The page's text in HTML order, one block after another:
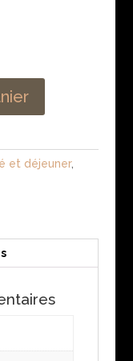
et déjeuner,